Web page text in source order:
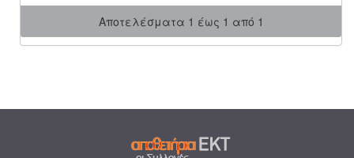
Αποτελέσματα 1 έως 1 από 1